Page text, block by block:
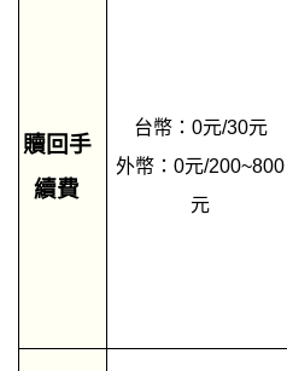
贖回手
續費
台幣：0元/30元
外幣：0元/200~800
元